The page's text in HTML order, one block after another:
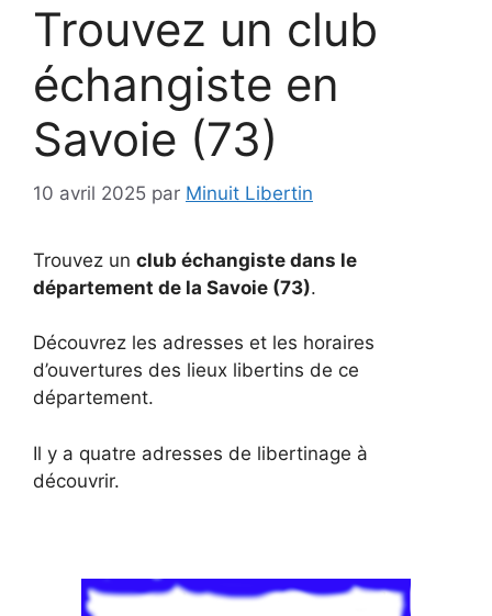
Trouvez un club
échangiste en
Savoie (73)
10 avril 2025 par Minuit Libertin
Trouvez un club échangiste dans le
département de la Savoie (73).
Découvrez les adresses et les horaires
d’ouvertures des lieux libertins de ce
département.
Il y a quatre adresses de libertinage à
découvrir.